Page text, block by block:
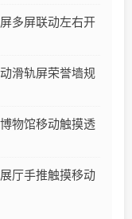
多屏联动左右开
滑轨屏荣誉墙规
物馆移动触摸透
厅手推触摸移动